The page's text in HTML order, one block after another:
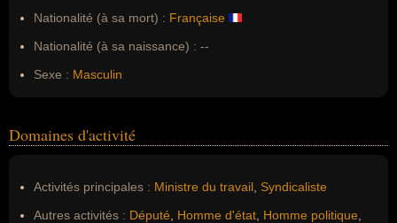
Nationalité (à sa mort) : Française
Nationalité (à sa naissance) : --
Sexe : Masculin
Domaines d'activité
Activités principales : Ministre du travail Syndicaliste
Autres activités : Député Homme d'état Homme politique